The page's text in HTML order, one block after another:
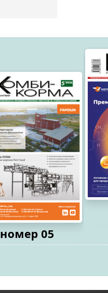
номер 05